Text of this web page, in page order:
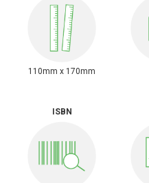
110mm x 170mm
ISBN